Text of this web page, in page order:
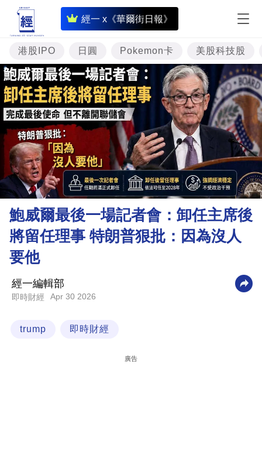
經一 x《華爾街日報》
即
時
財
經
專
題
投
樓
市
理
財
商
技
場
港股IPO 日圓 Pokemon卡 美股科技股
鮑威爾最後一場記者會：卸任主席後
將留任理事 特朗普狠批：因為沒人
要他
經一編輯部
即時財經 Apr 30 2026
trump 即時財經
廣告